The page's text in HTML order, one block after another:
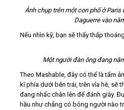
Ảnh chụp trên một con phố ở
Daguerre vào
Nếu nhìn kỹ, bạn sẽ thấy thấp
Một người đàn ông đang
Theo Mashable, đây có thể là tấm
kĩ phía dưới bên trái, trên vỉa hè, sẽ
đang nhấc chân lên để đánh giày.
hầu như chẳng có bóng người nào